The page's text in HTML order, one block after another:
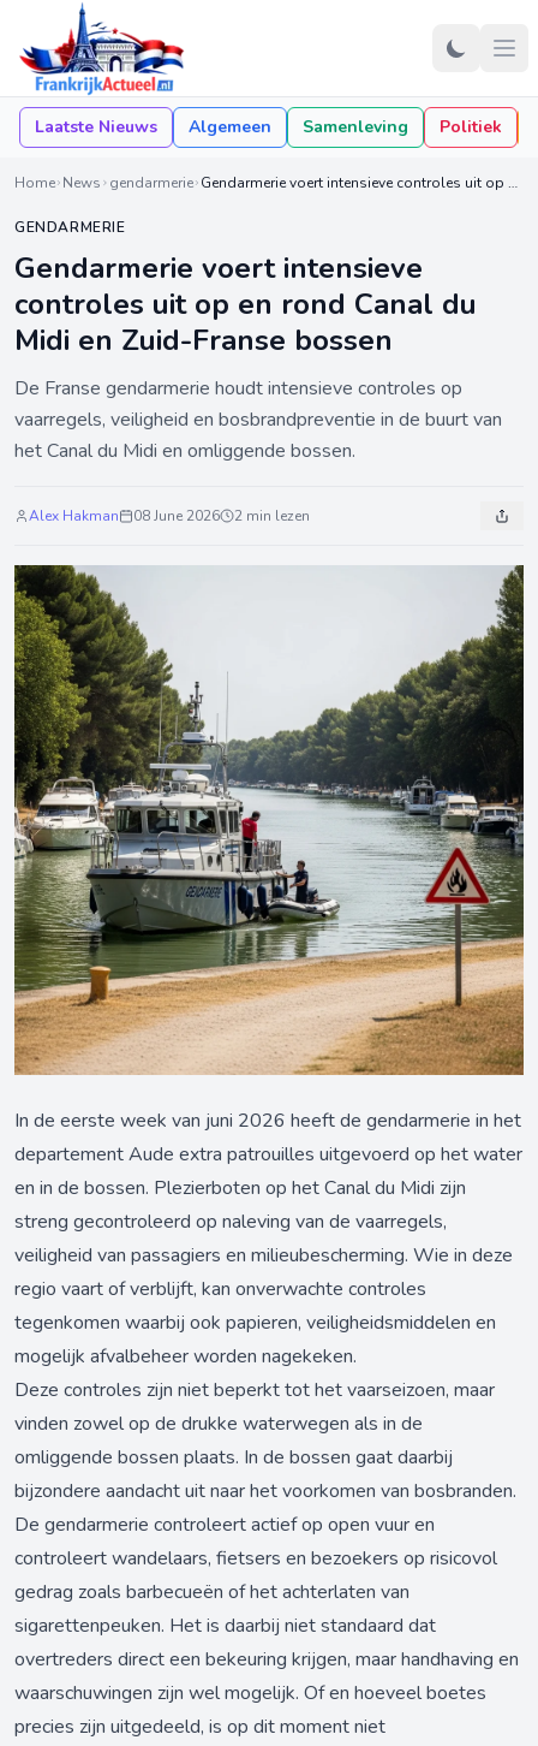
Laatste Nieuws Algemeen Samenleving Politiek
Home News gendarmerie Gendarmerie voert intensieve controles uit op en rond Canal du Midi en Zuid-Franse bossen
GENDARMERIE
Gendarmerie voert intensieve
controles uit op en rond Canal du
Midi en Zuid-Franse bossen
De Franse gendarmerie houdt intensieve controles op
vaarregels, veiligheid en bosbrandpreventie in de buurt van
het Canal du Midi en omliggende bossen.
Alex Hakman 08 June 2026 2 min lezen
In de eerste week van juni 2026 heeft de gendarmerie in het
departement Aude extra patrouilles uitgevoerd op het water
en in de bossen. Plezierboten op het Canal du Midi zijn
streng gecontroleerd op naleving van de vaarregels,
veiligheid van passagiers en milieubescherming. Wie in deze
regio vaart of verblijft, kan onverwachte controles
tegenkomen waarbij ook papieren, veiligheidsmiddelen en
mogelijk afvalbeheer worden nagekeken.
Deze controles zijn niet beperkt tot het vaarseizoen, maar
vinden zowel op de drukke waterwegen als in de
omliggende bossen plaats. In de bossen gaat daarbij
bijzondere aandacht uit naar het voorkomen van bosbranden.
De gendarmerie controleert actief op open vuur en
controleert wandelaars, fietsers en bezoekers op risicovol
gedrag zoals barbecueën of het achterlaten van
sigarettenpeuken. Het is daarbij niet standaard dat
overtreders direct een bekeuring krijgen, maar handhaving en
waarschuwingen zijn wel mogelijk. Of en hoeveel boetes
precies zijn uitgedeeld, is op dit moment niet